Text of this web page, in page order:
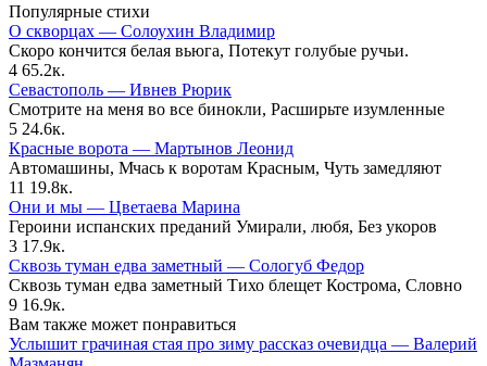
Популярные стихи
О скворцах — Солоухин Владимир
Скоро кончится белая вьюга, Потекут голубые ручьи.
4 65.2к.
Севастополь — Ивнев Рюрик
Смотрите на меня во все бинокли, Расширьте изумленные
5 24.6к.
Красные ворота — Мартынов Леонид
Автомашины, Мчась к воротам Красным, Чуть замедляют
11 19.8к.
Они и мы — Цветаева Марина
Героини испанских преданий Умирали, любя, Без укоров
3 17.9к.
Сквозь туман едва заметный — Сологуб Федор
Сквозь туман едва заметный Тихо блещет Кострома, Словно
9 16.9к.
Вам также может понравиться
Услышит грачиная стая про зиму рассказ очевидца — Валерий